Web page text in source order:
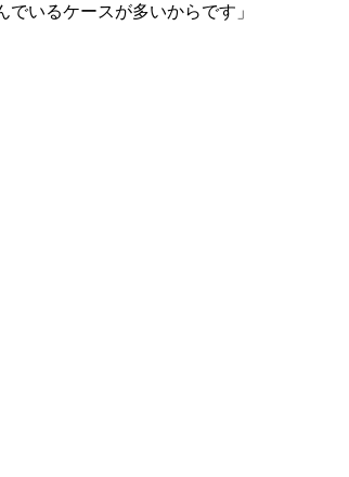
いるケースが多いからです」